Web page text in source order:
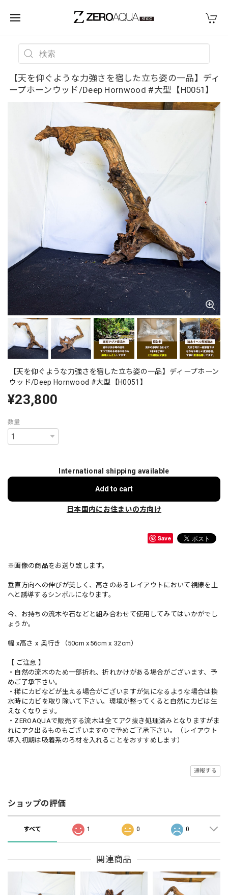
【天を仰ぐような力強さを宿した立ち姿の一品】ディ
ープホーンウッド/Deep Hornwood #大型【H0051】
【天を仰ぐような力強さを宿した立ち姿の一品】ディープホーン
ウッド/Deep Hornwood #大型【H0051】
¥23,800
数量
International shipping available
Add to cart
日本国内にお住まいの方向け
Save
※画像の商品をお送り致します。
垂直方向への伸びが美しく、高さのあるレイアウトにおいて視線を上
へと誘導するシンボルになります。
今、お持ちの流木や石などと組み合わせて使用してみてはいかがでし
ょうか。
幅 x高さ x 奥行き（50cm x56cm x 32cm）
【 ご注意 】
・自然の流木のため一部折れ、折れかけがある場合がございます、予
めご了承下さい。
・稀にカビなどが生える場合がございますが気になるような場合は換
水時にカビを取り除いて下さい。環境が整ってくると自然にカビは生
えなくなります。
・ZEROAQUAで販売する流木は全てアク抜き処理済みとなりますがま
れにアク出るものもございますので予めご了承下さい。（レイアウト
導入初期は吸着系のろ材を入れることをおすすめします）
通報する
ショップの評価
すべて 1 0 0
関連商品